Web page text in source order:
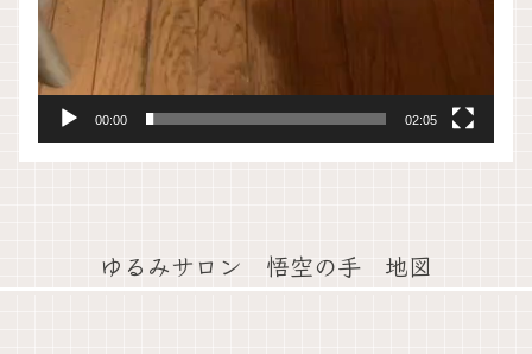
00:00 02:05
ゆるみサロン 悟空の手 地図